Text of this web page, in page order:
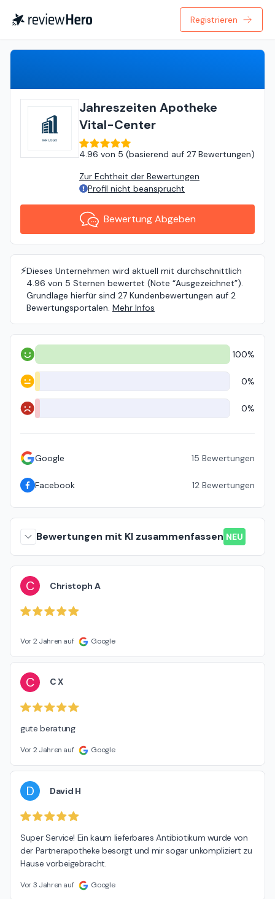
Registrieren
Jahreszeiten Apotheke
Vital-Center
4.96 von 5 (basierend auf 27 Bewertungen)
Zur Echtheit der Bewertungen
Profil nicht beansprucht
Bewertung Abgeben
⚡️Dieses Unternehmen wird aktuell mit durchschnittlich
4.96 von 5 Sternen bewertet (Note “Ausgezeichnet”).
Grundlage hierfür sind 27 Kundenbewertungen auf 2
Bewertungsportalen. Mehr Infos
Positiv 100%
Neutral 0%
Negativ 0%
Google 15 Bewertungen
Facebook 12 Bewertungen
Bewertungen mit KI zusammenfassen NEU
C Christoph A
Vor 2 Jahren auf Google
C C X
gute beratung
Vor 2 Jahren auf Google
D David H
Super Service! Ein kaum lieferbares Antibiotikum wurde von
der Partnerapotheke besorgt und mir sogar unkompliziert zu
Hause vorbeigebracht.
Vor 3 Jahren auf Google